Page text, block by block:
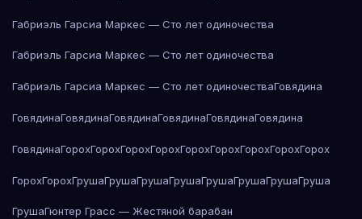
Габриэль Гарсиа Маркес — Сто лет одиночества
Габриэль Гарсиа Маркес — Сто лет одиночества
Габриэль Гарсиа Маркес — Сто лет одиночестваГовядина
ГовядинаГовядинаГовядинаГовядинаГовядинаГовядина
ГовядинаГорохГорохГорохГорохГорохГорохГорохГорохГорох
ГорохГорохГрушаГрушаГрушаГрушаГрушаГрушаГрушаГруша
ГрушаГюнтер Грасс — Жестяной барабан